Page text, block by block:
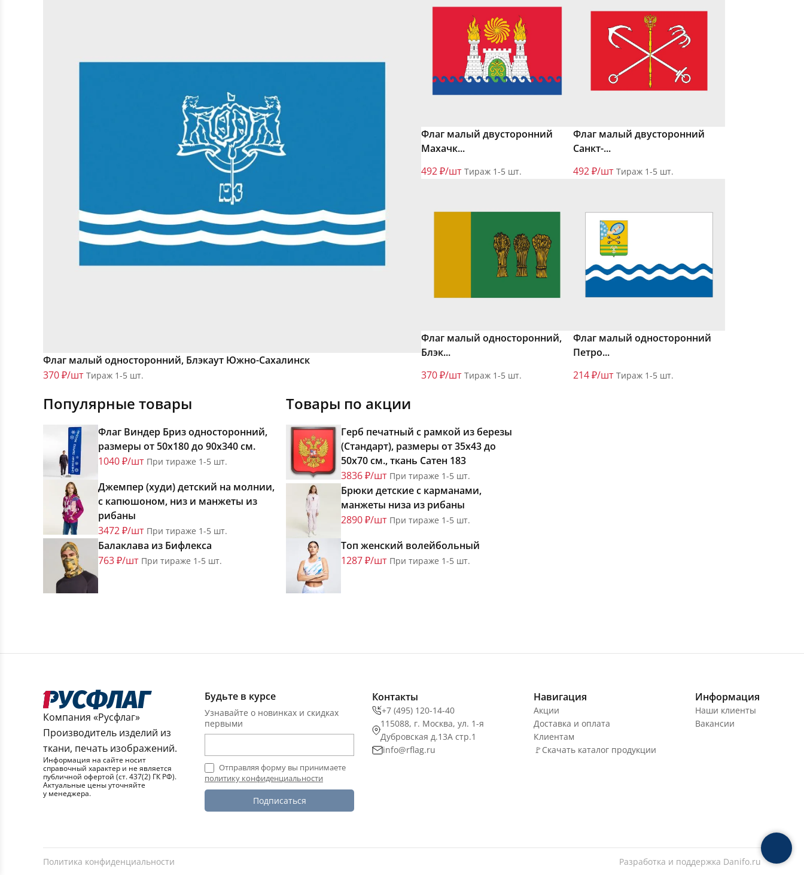
Флаг малый односторонний, Блэкаут Южно-Сахалинск
370 ₽/шт Тираж 1-5 шт.
Флаг малый двусторонний
Махачк...
492 ₽/шт Тираж 1-5 шт.
Флаг малый двусторонний
Санкт-...
492 ₽/шт Тираж 1-5 шт.
Флаг малый односторонний,
Блэк...
370 ₽/шт Тираж 1-5 шт.
Флаг малый односторонний
Петро...
214 ₽/шт Тираж 1-5 шт.
Популярные товары
Флаг Виндер Бриз односторонний,
размеры от 50х180 до 90х340 см.
1040 ₽/шт При тираже 1-5 шт.
Джемпер (худи) детский на молнии,
с капюшоном, низ и манжеты из
рибаны
3472 ₽/шт При тираже 1-5 шт.
Балаклава из Бифлекса
763 ₽/шт При тираже 1-5 шт.
Товары по акции
Герб печатный с рамкой из березы
(Стандарт), размеры от 35х43 до
50х70 см., ткань Сатен 183
3836 ₽/шт При тираже 1-5 шт.
Брюки детские с карманами,
манжеты низа из рибаны
2890 ₽/шт При тираже 1-5 шт.
Топ женский волейбольный
1287 ₽/шт При тираже 1-5 шт.
Компания «Русфлаг»
Производитель изделий из
ткани, печать изображений.
Информация на сайте носит
справочный характер и не является
публичной офертой (ст. 437(2) ГК РФ).
Актуальные цены уточняйте
у менеджера.
Будьте в курсе
Узнавайте о новинках и скидках
первыми
Отправляя форму вы принимаете
политику конфиденциальности
Подписаться
Контакты
+7 (495) 120-14-40
115088, г. Москва, ул. 1-я
Дубровская д.13А стр.1
info@rflag.ru
Навигация
Акции
Доставка и оплата
Клиентам
🚩Скачать каталог продукции
Информация
Наши клиенты
Вакансии
Политика конфиденциальности Разработка и поддержка Danifo.ru